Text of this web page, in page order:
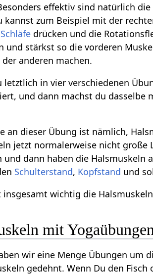
effektiv sind natürlich
kannst zum Beispiel mit der
Schläfe drücken und die
und stärkst so die vorderen
der anderen machen.
letztlich in vier verschiedenen
und dann machst du dasselbe
an dieser Übung ist nämlich,
jetzt normalerweise nicht große
und dann haben die Halsmuskeln
Schulterstand, Kopfstand und
insgesamt wichtig die
mit
wir eine Menge Übungen um
gedehnt. Wenn Du den